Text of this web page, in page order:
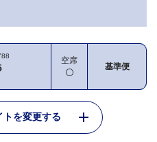
空席
基準便
トを変更する